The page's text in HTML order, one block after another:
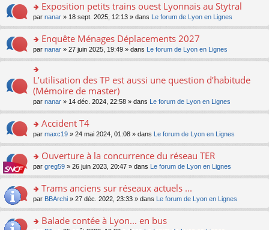
ult
er
le
m
e
s
g
e
n
o
lu
le
pl
u
s
e
nt
o
n
ult
er
le
m
s
a
e
n
o
lu
le
pl
u
s
e
Exposition petits trains ouest Lyonnais au Stytral
par nanar » 18 sept. 2025, 12:13 » dans Le forum de Lyon en Lignes
o
n
s
ult
er
le
m
e
s
a
e
n
o
lu
le
pl
u
Enquête Ménages Déplacements 2027
par nanar » 27 juin 2025, 19:49 » dans Le forum de Lyon en Lignes
n
s
ult
er
le
m
e
s
a
g
e
n
lu
L’utilisation des TP est aussi une question d’habitude
(Mémoire de master)
par nanar » 14 déc. 2024, 22:58 » dans Le forum de Lyon en Lignes
o
n
ult
er
le
m
e
a
Accident T4
par maxc19 » 24 mai 2024, 01:08 » dans Le forum de Lyon en Lignes
o
n
ult
er
le
m
Ouverture à la concurrence du réseau TER
par greg59 » 26 juin 2023, 20:47 » dans Le forum de Lyon en Lignes
o
n
ult
Trams anciens sur réseaux actuels ...
par BBArchi » 27 déc. 2022, 23:33 » dans Le forum de Lyon en Lignes
Balade contée à Lyon... en bus